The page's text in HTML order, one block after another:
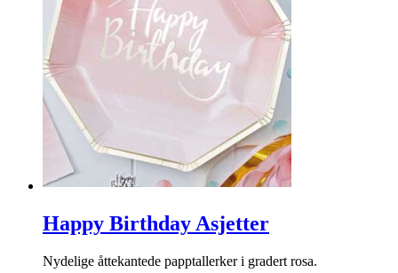
Happy Birthday Asjetter
Nydelige åttekantede papptallerker i gradert rosa.